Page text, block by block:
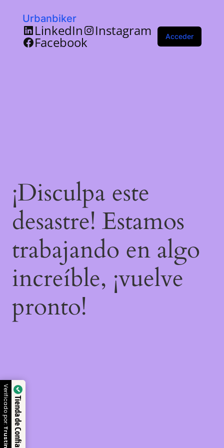
Urbanbiker
LinkedIn Instagram
Facebook Acceder
¡Disculpa este
desastre! Estamos
trabajando en algo
increíble, ¡vuelve
pronto!
Tienda de Confianza
Verificado por: